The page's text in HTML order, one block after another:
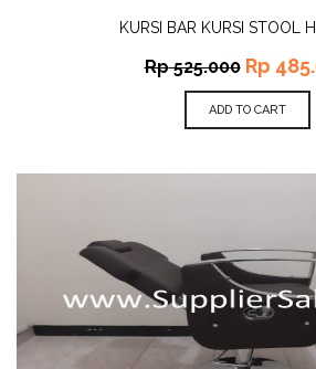
KURSI BAR KURSI STOOL
Rp525.000 Rp
ADD TO CART